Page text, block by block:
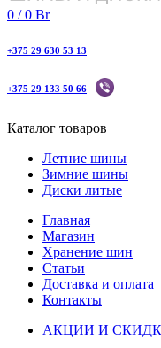
0 / 0 Br
+375 29 630 53 13
+375 29 133 50 66
Каталог товаров
Летние шины
Зимние шины
Диски литые
Главная
Магазин
Хранение шин
Статьи
Доставка и оплата
Контакты
АКЦИИ И